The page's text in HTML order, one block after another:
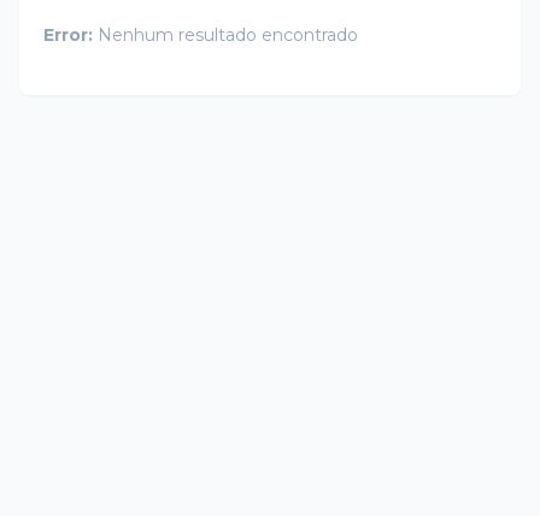
Error: Nenhum resultado encontrado